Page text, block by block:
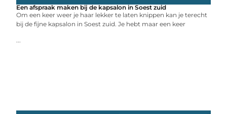
Een afspraak maken bij de kapsalon in Soest zuid
Om een keer weer je haar lekker te laten knippen kan je terecht
bij de fijne kapsalon in Soest zuid. Je hebt maar een keer
...